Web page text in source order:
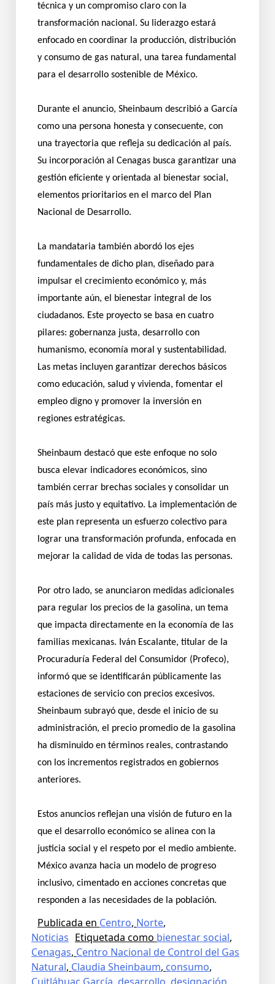
técnica y un compromiso claro con la
transformación nacional. Su liderazgo estará
enfocado en coordinar la producción, distribución
y consumo de gas natural, una tarea fundamental
para el desarrollo sostenible de México.
Durante el anuncio, Sheinbaum describió a García
como una persona honesta y consecuente, con
una trayectoria que refleja su dedicación al país.
Su incorporación al Cenagas busca garantizar una
gestión eficiente y orientada al bienestar social,
elementos prioritarios en el marco del Plan
Nacional de Desarrollo.
La mandataria también abordó los ejes
fundamentales de dicho plan, diseñado para
impulsar el crecimiento económico y, más
importante aún, el bienestar integral de los
ciudadanos. Este proyecto se basa en cuatro
pilares: gobernanza justa, desarrollo con
humanismo, economía moral y sustentabilidad.
Las metas incluyen garantizar derechos básicos
como educación, salud y vivienda, fomentar el
empleo digno y promover la inversión en
regiones estratégicas.
Sheinbaum destacó que este enfoque no solo
busca elevar indicadores económicos, sino
también cerrar brechas sociales y consolidar un
país más justo y equitativo. La implementación de
este plan representa un esfuerzo colectivo para
lograr una transformación profunda, enfocada en
mejorar la calidad de vida de todas las personas.
Por otro lado, se anunciaron medidas adicionales
para regular los precios de la gasolina, un tema
que impacta directamente en la economía de las
familias mexicanas. Iván Escalante, titular de la
Procuraduría Federal del Consumidor (Profeco),
informó que se identificarán públicamente las
estaciones de servicio con precios excesivos.
Sheinbaum subrayó que, desde el inicio de su
administración, el precio promedio de la gasolina
ha disminuido en términos reales, contrastando
con los incrementos registrados en gobiernos
anteriores.
Estos anuncios reflejan una visión de futuro en la
que el desarrollo económico se alinea con la
justicia social y el respeto por el medio ambiente.
México avanza hacia un modelo de progreso
inclusivo, cimentado en acciones concretas que
responden a las necesidades de la población.
Publicada en Centro, Norte,
Noticias Etiquetada como bienestar social,
Cenagas, Centro Nacional de Control del Gas
Natural, Claudia Sheinbaum, consumo,